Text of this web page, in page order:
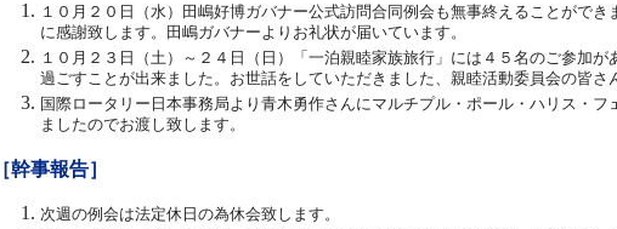
１０月２０日（水）田嶋好博ガバナー公式訪問合同例会も無事終えることができ
に感謝致します。田嶋ガバナーよりお礼状が届いています。
１０月２３日（土）～２４日（日）「一泊親睦家族旅行」には４５名のご参加が
過ごすことが出来ました。お世話をしていただきました、親睦活動委員会の皆さ
国際ロータリー日本事務局より青木勇作さんにマルチプル・ポール・ハリス・フ
ましたのでお渡し致します。
［幹事報告］
次週の例会は法定休日の為休会致します。